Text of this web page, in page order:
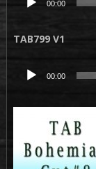
00:00
TAB799 V1
Lecteur
00:00